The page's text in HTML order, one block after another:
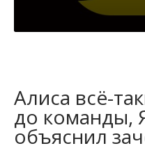
Алиса всё-
до команды,
объяснил